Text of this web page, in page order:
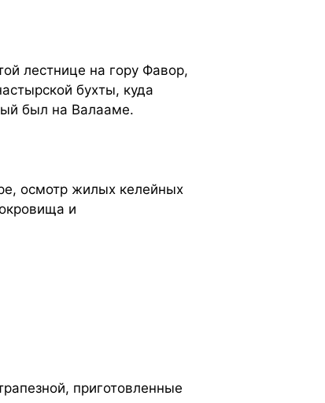
лестнице на гору Фавор,
бухты, куда
был на Валааме.
осмотр жилых келейных
и
приготовленные